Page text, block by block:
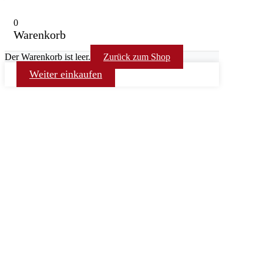
0
Warenkorb
Der Warenkorb ist leer. Zurück zum Shop
Weiter einkaufen